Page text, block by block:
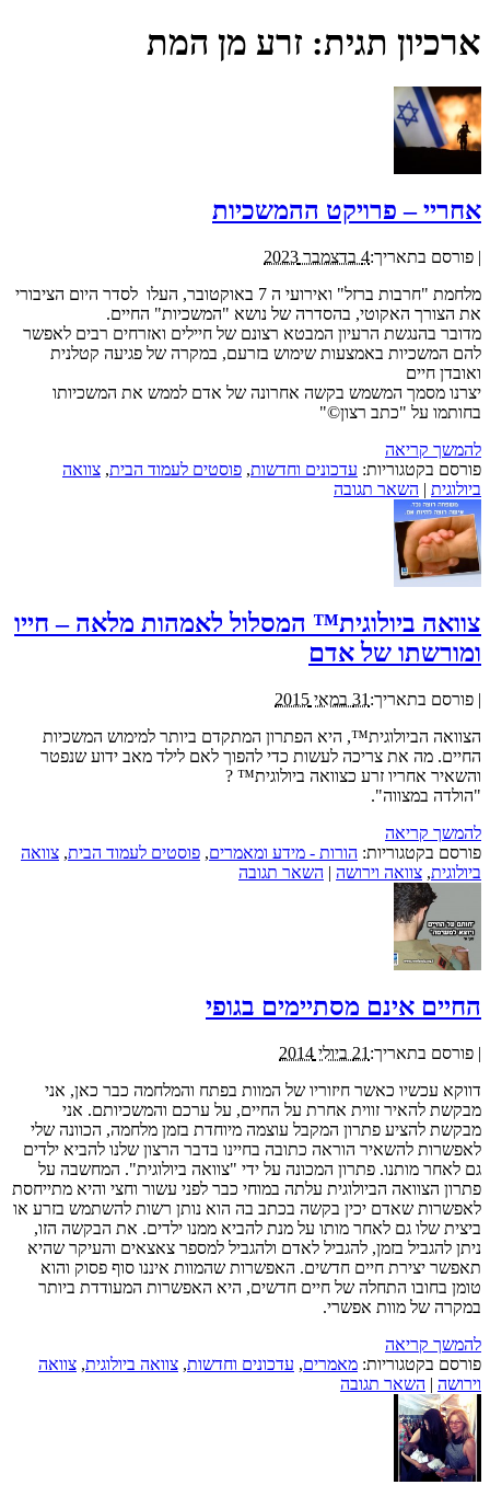
ארכיון תגית: זרע מן המת
אחריי – פרויקט ההמשכיות
| פורסם בתאריך:4 בדצמבר 2023
מלחמת "חרבות ברזל" ואירועי ה 7 באוקטובר, העלו לסדר היום הציבורי
את הצורך האקוטי, בהסדרה של נושא "המשכיות" החיים.
מדובר בהנגשת הרעיון המבטא רצונם של חיילים ואזרחים רבים לאפשר
להם המשכיות באמצעות שימוש בזרעם, במקרה של פגיעה קטלנית
ואובדן חיים
יצרנו מסמך המשמש בקשה אחרונה של אדם לממש את המשכיותו
בחותמו על "כתב רצון©"
להמשך קריאה
פורסם בקטגוריות: עדכונים וחדשות, פוסטים לעמוד הבית, צוואה
ביולוגית | השאר תגובה
צוואה ביולוגית™ המסלול לאמהות מלאה – חייו
ומורשתו של אדם
| פורסם בתאריך: 31 במאי 2015
הצוואה הביולוגית™, היא הפתרון המתקדם ביותר למימוש המשכיות
החיים. מה את צריכה לעשות כדי להפוך לאם לילד מאב ידוע שנפטר
והשאיר אחריו זרע כצוואה ביולוגית™ ?
"הולדה במצווה".
להמשך קריאה
פורסם בקטגוריות: הורות - מידע ומאמרים, פוסטים לעמוד הבית, צוואה
ביולוגית, צוואה וירושה | השאר תגובה
החיים אינם מסתיימים בגופי
| פורסם בתאריך: 21 ביולי 2014
דווקא עכשיו כאשר חיזוריו של המוות בפתח והמלחמה כבר כאן, אני
מבקשת להאיר זווית אחרת על החיים, על ערכם והמשכיותם. אני
מבקשת להציע פתרון המקבל עוצמה מיוחדת בזמן מלחמה, הכוונה שלי
לאפשרות להשאיר הוראה כתובה בחיינו בדבר הרצון שלנו להביא ילדים
גם לאחר מותנו. פתרון המכונה על ידי "צוואה ביולוגית". המחשבה על
פתרון הצוואה הביולוגית עלתה במוחי כבר לפני עשור וחצי והיא מתייחסת
לאפשרות שאדם יכין בקשה בכתב בה הוא נותן רשות להשתמש בזרע או
ביצית שלו גם לאחר מותו על מנת להביא ממנו ילדים. את הבקשה הזו,
ניתן להגביל בזמן, להגביל לאדם ולהגביל למספר צאצאים והעיקר שהיא
תאפשר יצירת חיים חדשים. האפשרות שהמוות איננו סוף פסוק והוא
טומן בחובו התחלה של חיים חדשים, היא האפשרות המעודדת ביותר
במקרה של מוות אפשרי.
להמשך קריאה
פורסם בקטגוריות: מאמרים, עדכונים וחדשות, צוואה ביולוגית, צוואה
וירושה | השאר תגובה